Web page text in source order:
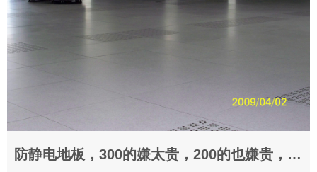
防静电地板，300的嫌太贵，200的也嫌贵，100的还嫌贵，最后要了50的，损失惨重，谁的责任！？